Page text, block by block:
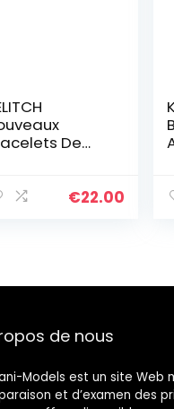
De
€22.00
de nous
Models est un site Web
et d’examen des